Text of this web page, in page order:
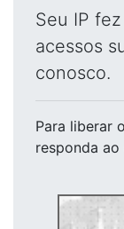
Seu IP
acessos
conosco.
Para liberar
responda